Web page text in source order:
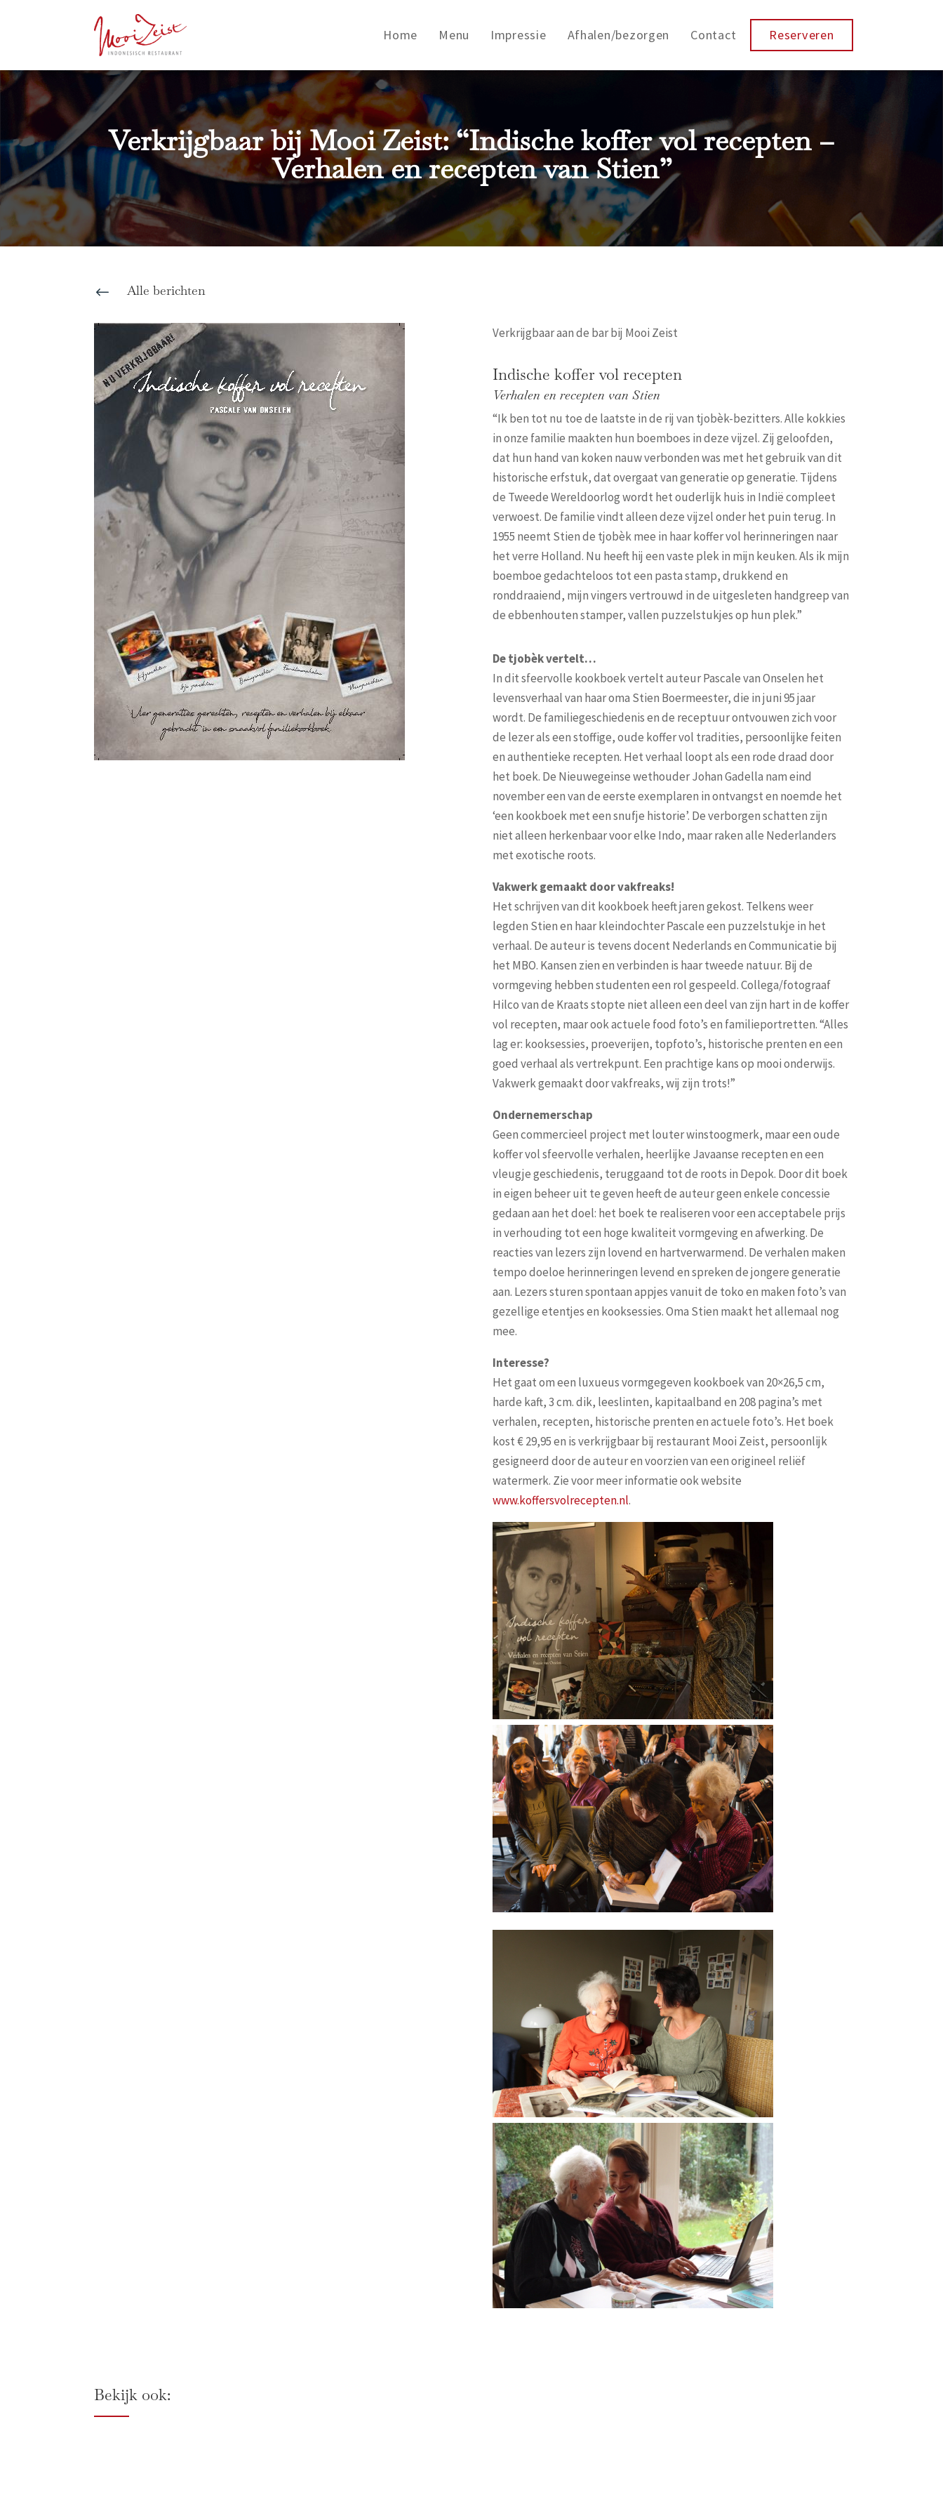
Home Menu Impressie Afhalen/bezorgen Contact Reserveren
Verkrijgbaar bij Mooi Zeist: “Indische koffer vol recepten –
Verhalen en recepten van Stien”
# Alle berichten
Verkrijgbaar aan de bar bij Mooi Zeist
Indische koffer vol recepten
Verhalen en recepten van Stien
“Ik ben tot nu toe de laatste in de rij van tjobèk-bezitters. Alle kokkies
in onze familie maakten hun boemboes in deze vijzel. Zij geloofden,
dat hun hand van koken nauw verbonden was met het gebruik van dit
historische erfstuk, dat overgaat van generatie op generatie. Tijdens
de Tweede Wereldoorlog wordt het ouderlijk huis in Indië compleet
verwoest. De familie vindt alleen deze vijzel onder het puin terug. In
1955 neemt Stien de tjobèk mee in haar koffer vol herinneringen naar
het verre Holland. Nu heeft hij een vaste plek in mijn keuken. Als ik mijn
boemboe gedachteloos tot een pasta stamp, drukkend en
ronddraaiend, mijn vingers vertrouwd in de uitgesleten handgreep van
de ebbenhouten stamper, vallen puzzelstukjes op hun plek.”
De tjobèk vertelt…
In dit sfeervolle kookboek vertelt auteur Pascale van Onselen het
levensverhaal van haar oma Stien Boermeester, die in juni 95 jaar
wordt. De familiegeschiedenis en de receptuur ontvouwen zich voor
de lezer als een stoffige, oude koffer vol tradities, persoonlijke feiten
en authentieke recepten. Het verhaal loopt als een rode draad door
het boek. De Nieuwegeinse wethouder Johan Gadella nam eind
november een van de eerste exemplaren in ontvangst en noemde het
‘een kookboek met een snufje historie’. De verborgen schatten zijn
niet alleen herkenbaar voor elke Indo, maar raken alle Nederlanders
met exotische roots.
Vakwerk gemaakt door vakfreaks!
Het schrijven van dit kookboek heeft jaren gekost. Telkens weer
legden Stien en haar kleindochter Pascale een puzzelstukje in het
verhaal. De auteur is tevens docent Nederlands en Communicatie bij
het MBO. Kansen zien en verbinden is haar tweede natuur. Bij de
vormgeving hebben studenten een rol gespeeld. Collega/fotograaf
Hilco van de Kraats stopte niet alleen een deel van zijn hart in de koffer
vol recepten, maar ook actuele food foto’s en familieportretten. “Alles
lag er: kooksessies, proeverijen, topfoto’s, historische prenten en een
goed verhaal als vertrekpunt. Een prachtige kans op mooi onderwijs.
Vakwerk gemaakt door vakfreaks, wij zijn trots!”
Ondernemerschap
Geen commercieel project met louter winstoogmerk, maar een oude
koffer vol sfeervolle verhalen, heerlijke Javaanse recepten en een
vleugje geschiedenis, teruggaand tot de roots in Depok. Door dit boek
in eigen beheer uit te geven heeft de auteur geen enkele concessie
gedaan aan het doel: het boek te realiseren voor een acceptabele prijs
in verhouding tot een hoge kwaliteit vormgeving en afwerking. De
reacties van lezers zijn lovend en hartverwarmend. De verhalen maken
tempo doeloe herinneringen levend en spreken de jongere generatie
aan. Lezers sturen spontaan appjes vanuit de toko en maken foto’s van
gezellige etentjes en kooksessies. Oma Stien maakt het allemaal nog
mee.
Interesse?
Het gaat om een luxueus vormgegeven kookboek van 20×26,5 cm,
harde kaft, 3 cm. dik, leeslinten, kapitaalband en 208 pagina’s met
verhalen, recepten, historische prenten en actuele foto’s. Het boek
kost € 29,95 en is verkrijgbaar bij restaurant Mooi Zeist, persoonlijk
gesigneerd door de auteur en voorzien van een origineel reliëf
watermerk. Zie voor meer informatie ook website
www.koffersvolrecepten.nl.
Bekijk ook: